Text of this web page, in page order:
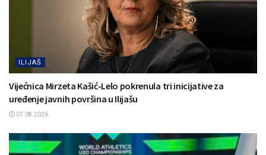
ILIJAŠ
Vijećnica Mirzeta Kašić-Lelo pokrenula tri inicijative za
uređenje javnih površina u Ilijašu
07.08.2026.